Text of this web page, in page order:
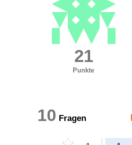
21
Punkte
10 Fragen